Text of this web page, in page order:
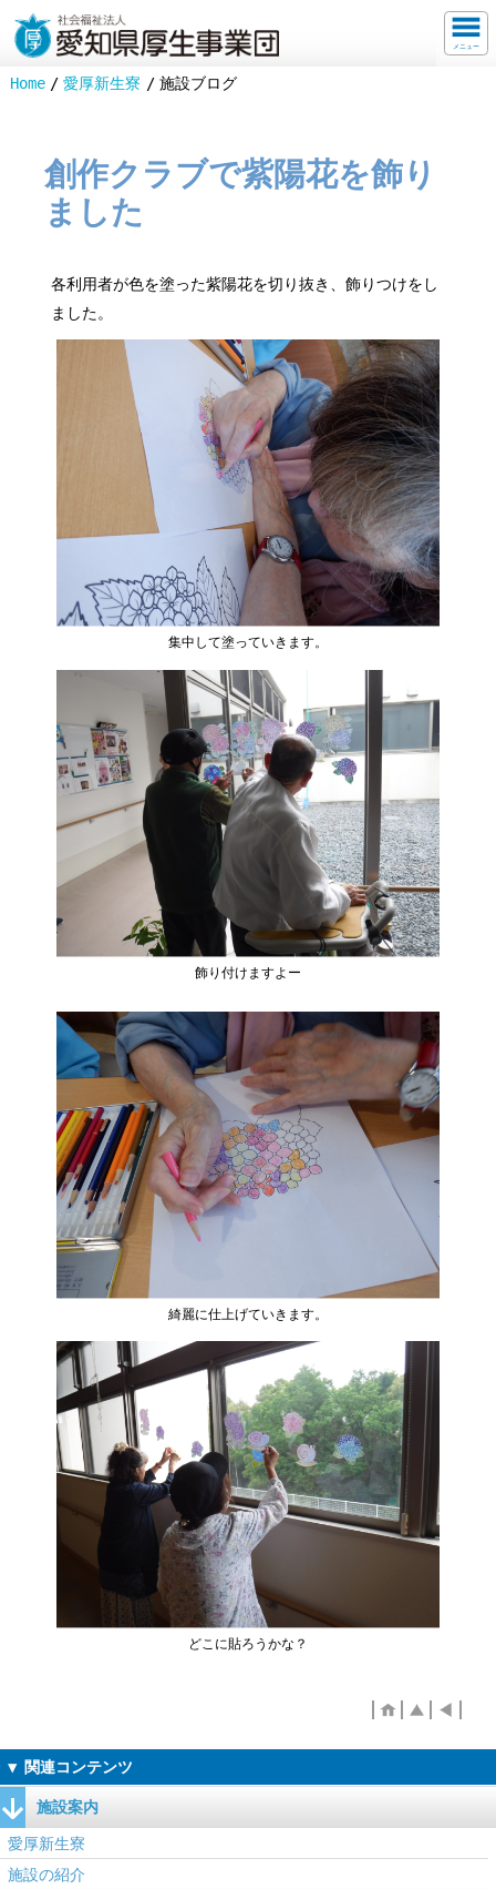
メニュー
Home 愛厚新生寮 施設ブログ
創作クラブで紫陽花を飾り
ました
各利用者が色を塗った紫陽花を切り抜き、飾りつけをし
ました。
集中して塗っていきます。
飾り付けますよー
綺麗に仕上げていきます。
どこに貼ろうかな？
施設案内
愛厚新生寮
施設の紹介